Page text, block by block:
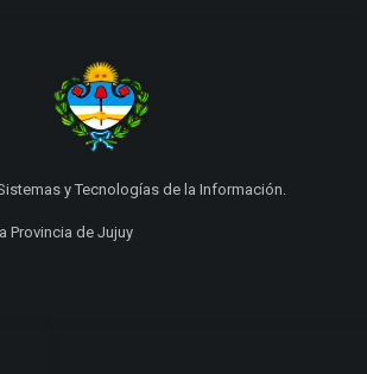
y Tecnologías de la Información.
Provincia de Jujuy